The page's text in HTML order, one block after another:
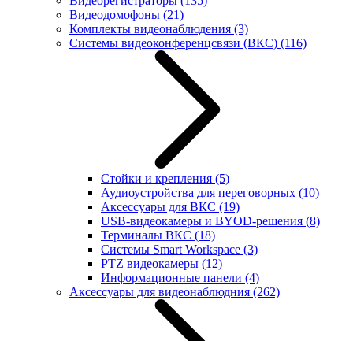
Видеодомофоны (21)
Комплекты видеонаблюдения (3)
Системы видеоконференцсвязи (ВКС) (116)
Стойки и крепления (5)
Аудиоустройства для переговорных (10)
Аксессуары для ВКС (19)
USB-видеокамеры и BYOD-решения (8)
Терминалы ВКС (18)
Системы Smart Workspace (3)
PTZ видеокамеры (12)
Информационные панели (4)
Аксессуары для видеонаблюдния (262)